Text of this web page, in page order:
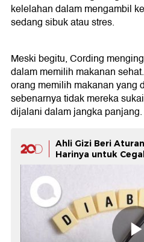
kelelahan dalam mengambil
sedang sibuk atau stres.
Meski begitu, Cording
dalam memilih makanan
orang memilih makanan yang
sebenarnya tidak mereka
dijalani dalam jangka panjang.
Ahli Gizi Beri
Harinya untuk